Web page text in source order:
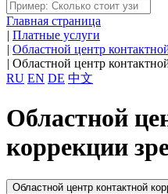
Главная страница
| Платные услуги
| Областной центр
| Областной центр
RU EN DE 中文
Областной
коррекции
Областной центр контактной